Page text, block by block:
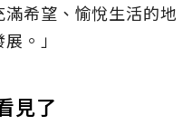
希望、愉悅生活的地
。」
見了